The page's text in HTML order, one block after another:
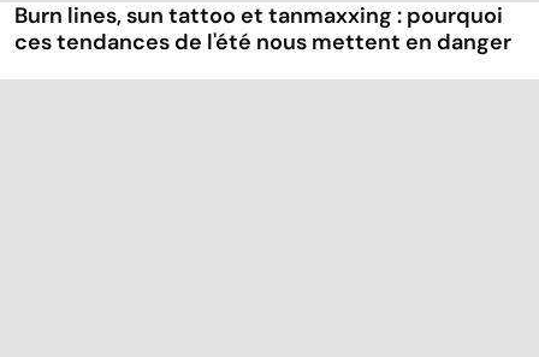
Burn lines, sun tattoo et tanmaxxing : pourquoi
ces tendances de l'été nous mettent en danger